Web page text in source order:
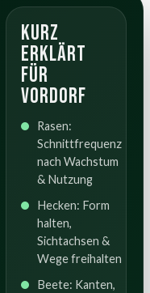
Kurz
erklärt
für
Vordorf
Rasen:
Schnittfrequenz
nach Wachstum
& Nutzung
Hecken: Form
halten,
Sichtachsen &
Wege freihalten
Beete: Kanten,